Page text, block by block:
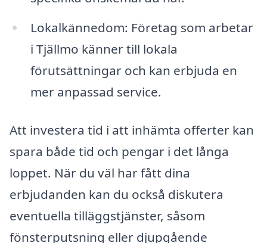
Lokalkännedom: Företag som arbetar
i Tjällmo känner till lokala
förutsättningar och kan erbjuda en
mer anpassad service.
Att investera tid i att inhämta offerter kan
spara både tid och pengar i det långa
loppet. När du väl har fått dina
erbjudanden kan du också diskutera
eventuella tilläggstjänster, såsom
fönsterputsning eller djupgående